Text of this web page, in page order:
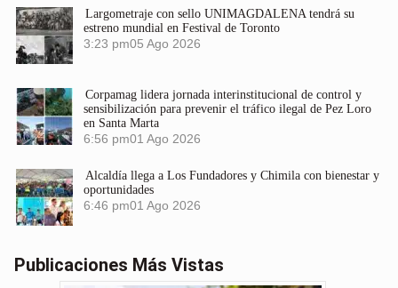
Largometraje con sello UNIMAGDALENA tendrá su
estreno mundial en Festival de Toronto
3:23 pm05 Ago 2026
Corpamag lidera jornada interinstitucional de control y
sensibilización para prevenir el tráfico ilegal de Pez Loro
en Santa Marta
6:56 pm01 Ago 2026
Alcaldía llega a Los Fundadores y Chimila con bienestar y
oportunidades
6:46 pm01 Ago 2026
Publicaciones Más Vistas